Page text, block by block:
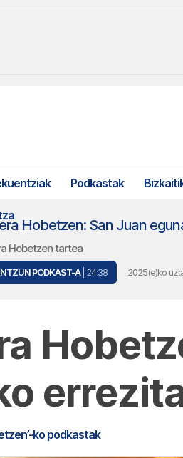
Podkastak
Hobetzen: San Juan
Hobetzen tartea
PODKAST-A | 24:38 2025(e)ko
ko podkastak